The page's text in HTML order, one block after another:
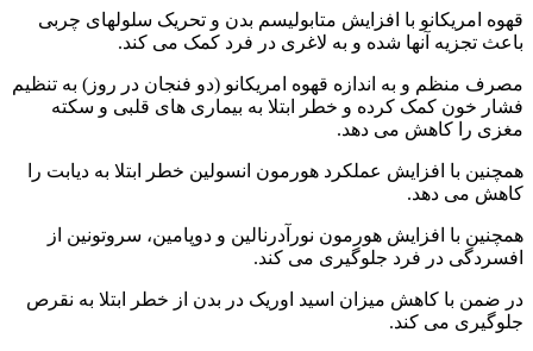
قهوه امریکانو با افزایش متابولیسم بدن و تحریک سلولهای چربی
باعث تجزیه آنها شده و به لاغری در فرد کمک می کند.
مصرف منظم و به اندازه قهوه امریکانو (دو فنجان در روز) به تنظیم
فشار خون کمک کرده و خطر ابتلا به بیماری های قلبی و سکته
مغزی را کاهش می دهد.
همچنین با افزایش عملکرد هورمون انسولین خطر ابتلا به دیابت را
کاهش می دهد.
همچنین با افزایش هورمون نورآدرنالین و دوپامین، سروتونین از
افسردگی در فرد جلوگیری می کند.
در ضمن با کاهش میزان اسید اوریک در بدن از خطر ابتلا به نقرص
جلوگیری می کند.